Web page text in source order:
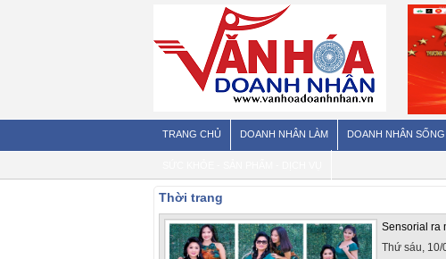
TRANG CHỦ DOANH NHÂN LÀM DOANH NHÂN SỐNG
Thời trang
Sensorial ra
Thứ sáu, 10/